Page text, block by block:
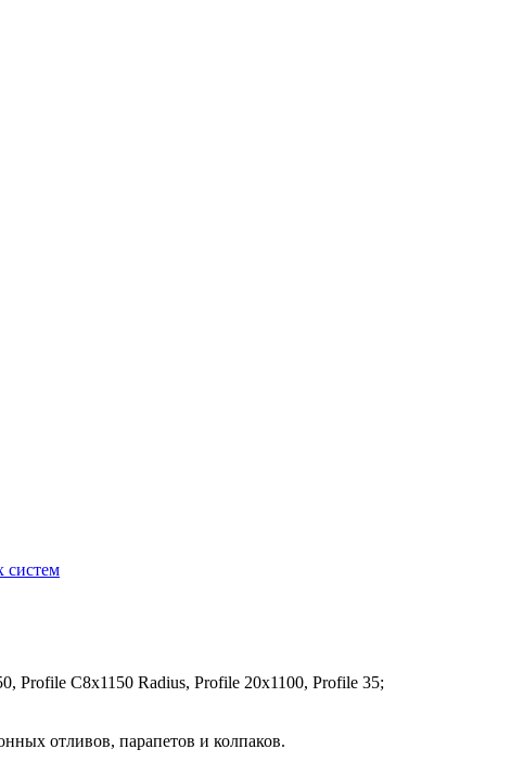
систем
Profile C8х1150 Radius, Profile 20x1100, Profile 35;
отливов, парапетов и колпаков.